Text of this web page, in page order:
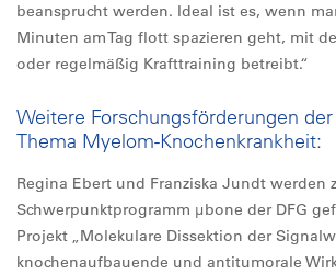
beansprucht werden. Ideal ist es, wenn
Minuten am Tag flott spazieren geht, mit
oder regelmäßig Krafttraining betreibt.“
Weitere Forschungsförderungen
Thema Myelom-Knochenkrankheit:
Regina Ebert und Franziska Jundt werden
Schwerpunktprogramm µbone der DFG
Projekt „Molekulare Dissektion der
knochenaufbauende und antitumorale